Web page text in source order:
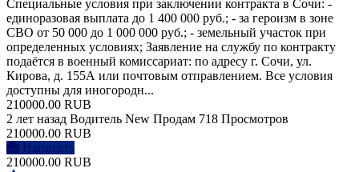
Специальные условия при заключении контракта в Сочи: -
единоразовая выплата до 1 400 000 руб.; - за героизм в зоне
СВО от 50 000 до 1 000 000 руб.; - земельный участок при
определенных условиях; Заявление на службу по контракту
подаётся в военный комиссариат: по адресу г. Сочи, ул.
Кирова, д. 155А или почтовым отправлением. Все условия
доступны для иногородн...
210000.00 RUB
2 лет назад Водитель New Продам 718 Просмотров
210000.00 RUB
Написать
210000.00 RUB